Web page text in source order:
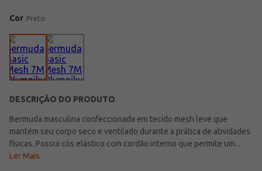
Cor Preto
DESCRIÇÃO DO PRODUTO
Bermuda masculina confeccionada em tecido mesh leve que
mantém seu corpo seco e ventilado durante a prática de atividades
físicas. Possui cós elástico com cordão interno que permite um
ajuste personalizado, bolsos frontais funcionais para você guardar
Ler Mais